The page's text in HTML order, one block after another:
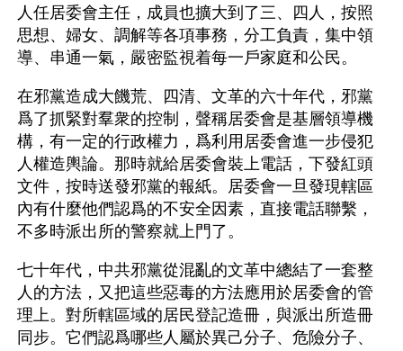
人任居委會主任，成員也擴大到了三、四人，按照
思想、婦女、調解等各項事務，分工負責，集中領
導、串通一氣，嚴密監視着每一戶家庭和公民。
在邪黨造成大饑荒、四清、文革的六十年代，邪黨
爲了抓緊對羣衆的控制，聲稱居委會是基層領導機
構，有一定的行政權力，爲利用居委會進一步侵犯
人權造輿論。那時就給居委會裝上電話，下發紅頭
文件，按時送發邪黨的報紙。居委會一旦發現轄區
內有什麼他們認爲的不安全因素，直接電話聯繫，
不多時派出所的警察就上門了。
七十年代，中共邪黨從混亂的文革中總結了一套整
人的方法，又把這些惡毒的方法應用於居委會的管
理上。對所轄區域的居民登記造冊，與派出所造冊
同步。它們認爲哪些人屬於異己分子、危險分子、